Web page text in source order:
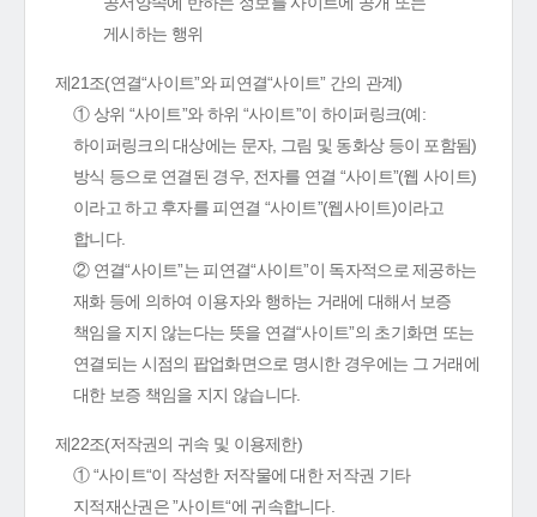
게시하는 행위
제21조(연결“사이트”와 피연결“사이트” 간의 관계)
① 상위 “사이트”와 하위 “사이트”이 하이퍼링크(예:
하이퍼링크의 대상에는 문자, 그림 및 동화상 등이 포함됨)
방식 등으로 연결된 경우, 전자를 연결 “사이트”(웹 사이트)
이라고 하고 후자를 피연결 “사이트”(웹사이트)이라고
합니다.
② 연결“사이트”는 피연결“사이트”이 독자적으로 제공하는
재화 등에 의하여 이용자와 행하는 거래에 대해서 보증
책임을 지지 않는다는 뜻을 연결“사이트”의 초기화면 또는
연결되는 시점의 팝업화면으로 명시한 경우에는 그 거래에
대한 보증 책임을 지지 않습니다.
제22조(저작권의 귀속 및 이용제한)
① “사이트“이 작성한 저작물에 대한 저작권 기타
지적재산권은 ”사이트“에 귀속합니다.